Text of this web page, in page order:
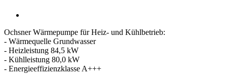
Ochsner Wärmepumpe für Heiz- und Kühlbetrieb:
- Wärmequelle Grundwasser
- Heizleistung 84,5 kW
- Kühlleistung 80,0 kW
- Energieeffizienzklasse A+++